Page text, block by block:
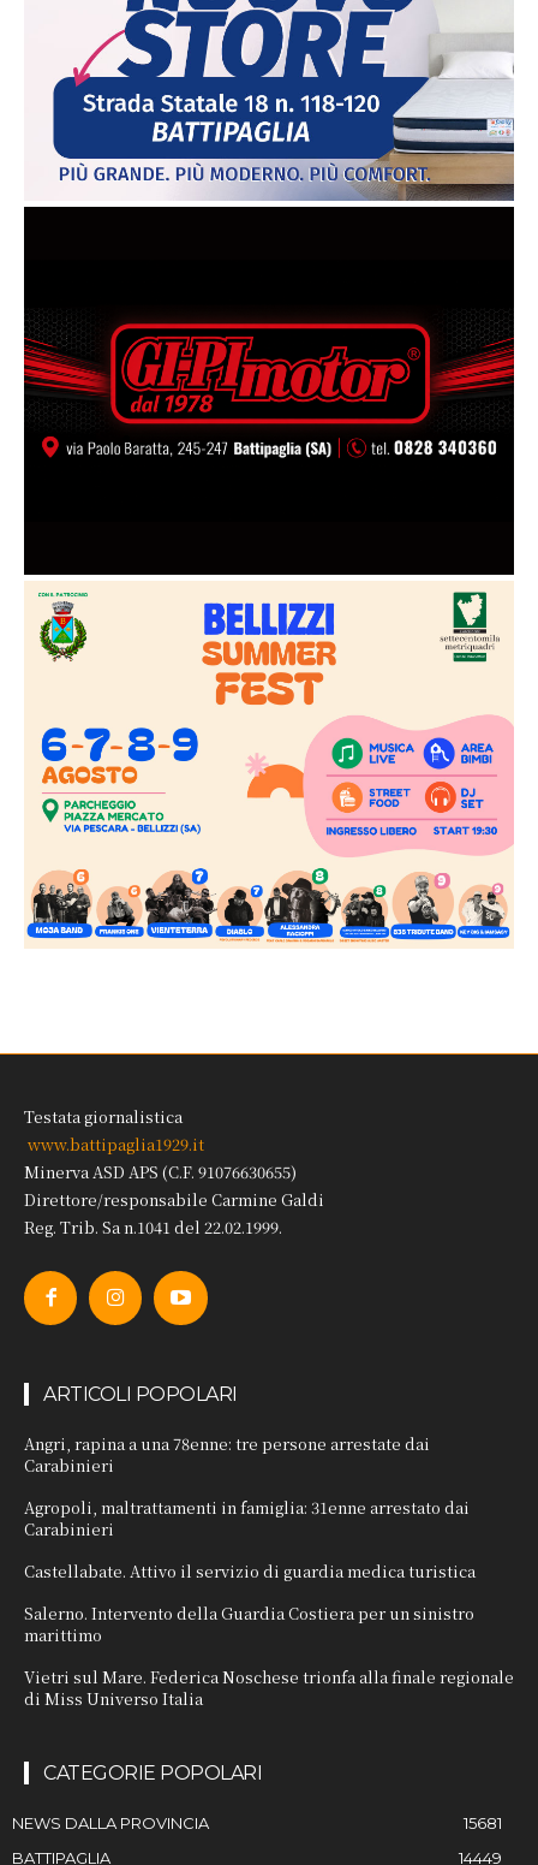
Testata giornalistica
www.battipaglia1929.it
Minerva ASD APS (C.F. 91076630655)
Direttore/responsabile Carmine Galdi
Reg. Trib. Sa n.1041 del 22.02.1999.
ARTICOLI POPOLARI
Angri, rapina a una 78enne: tre persone arrestate dai
Carabinieri
Agropoli, maltrattamenti in famiglia: 31enne arrestato dai
Carabinieri
Castellabate. Attivo il servizio di guardia medica turistica
Salerno. Intervento della Guardia Costiera per un sinistro
marittimo
Vietri sul Mare. Federica Noschese trionfa alla finale regionale
di Miss Universo Italia
CATEGORIE POPOLARI
NEWS DALLA PROVINCIA
15681
BATTIPAGLIA
14449